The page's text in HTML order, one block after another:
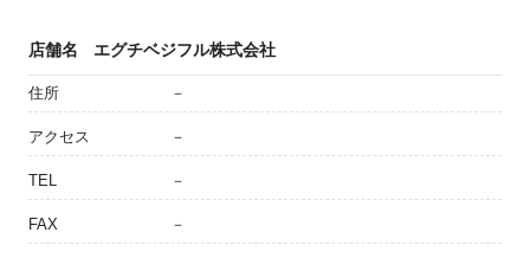
店舗名 エグチベジフル株式会社
住所 －
アクセス －
TEL －
FAX －